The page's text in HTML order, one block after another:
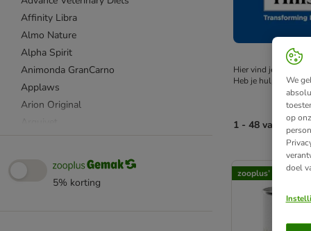
Affinity Libra
Almo Nature
Alpha Spirit
Animonda GranCarno
Applaws
Arion Original
Bewi Dog
5% korting
Hier vind je een
Heb je hulp nodig
1 - 48 van 3989
product items
zooplus’ keuze
We
op
doel